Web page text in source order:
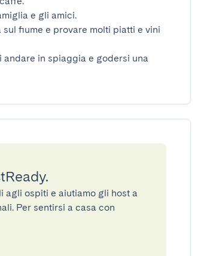
e gli amici.
fiume e provare molti piatti e vini
in spiaggia e godersi una
agli ospiti e aiutiamo gli host a
Per sentirsi a casa con